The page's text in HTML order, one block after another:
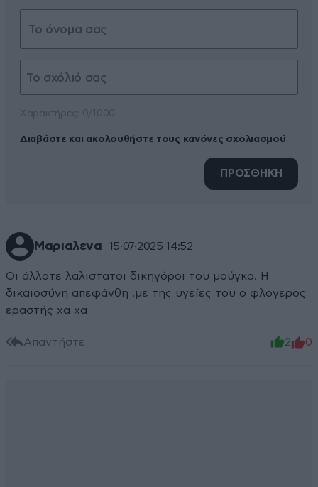
Διαβάστε και ακολουθήστε τους κανόνες σχολιασμού
ΠΡΟΣΘΗΚΗ
Μαριαλενα 15·07·2025 14:52
Οι άλλοτε λαλιστατοι δικηγόροι του μούγκα. Η
δικαιοσύνη απεφάνθη .με της υγείες του ο φλογερος
εραστής χα χα
Απαντήστε 2 0